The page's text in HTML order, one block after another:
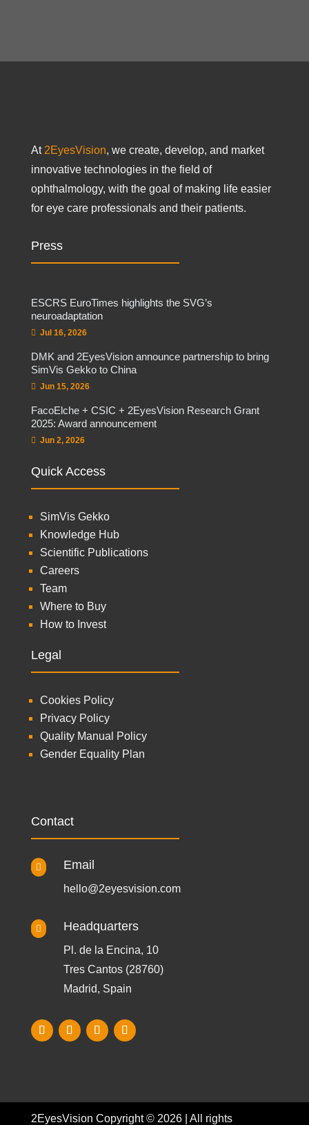
At 2EyesVision, we create, develop, and market
innovative technologies in the field of
ophthalmology, with the goal of making life easier
for eye care professionals and their patients.
Press
ESCRS EuroTimes highlights the SVG’s
neuroadaptation
Jul 16, 2026
DMK and 2EyesVision announce partnership to bring
SimVis Gekko to China
Jun 15, 2026
FacoElche + CSIC + 2EyesVision Research Grant
2025: Award announcement
Jun 2, 2026
Quick Access
SimVis Gekko
Knowledge Hub
Scientific Publications
Careers
Team
Where to Buy
How to Invest
Legal
Cookies Policy
Privacy Policy
Quality Manual Policy
Gender Equality Plan
Contact
 Email
hello@2eyesvision.com
 Headquarters
Pl. de la Encina, 10
Tres Cantos (28760)
Madrid, Spain
2EyesVision Copyright © 2026 | All rights